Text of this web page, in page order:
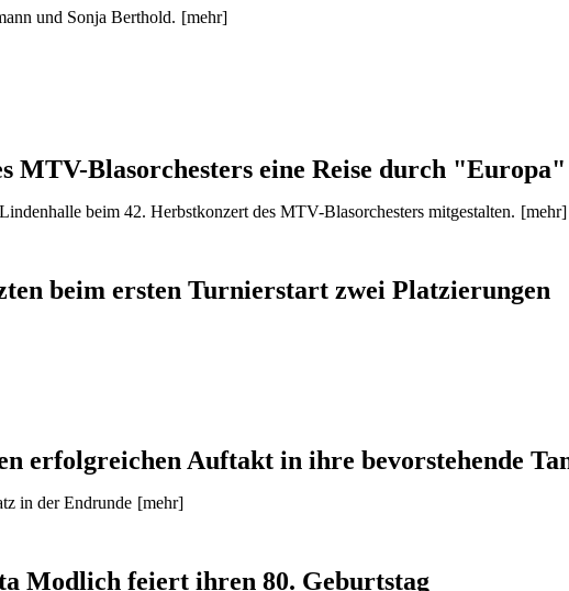
und Sonja Berthold. [mehr]
MTV-Blasorchesters eine Reise durch "Europa"
beim 42. Herbstkonzert des MTV-Blasorchesters mitgestalten. [mehr]
beim ersten Turnierstart zwei Platzierungen
erfolgreichen Auftakt in ihre bevorstehende
in der Endrunde [mehr]
Modlich feiert ihren 80. Geburtstag